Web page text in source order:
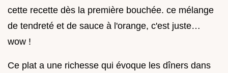
cette recette dès la première bouchée. ce mélange
de tendreté et de sauce à l'orange, c'est juste…
wow !
Ce plat a une richesse qui évoque les dîners dans